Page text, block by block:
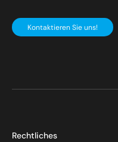
Kontaktieren Sie uns!
Rechtliches